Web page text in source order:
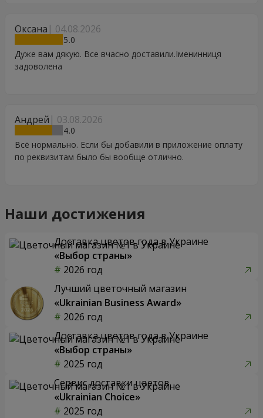
Оксана 04.08.2026
5
Дуже вам дякую. Все вчасно доставили.Іменинниця
задоволена
Андрей 03.08.2026
4
Всё нормально. Если бы добавили в приложение оплату
по реквизитам было бы вообще отлично.
Наши достижения
Доставка цветов года в Украине
«Выбор страны»
2026 год
Лучший цветочный магазин
«Ukrainian Business Award»
2026 год
Доставка цветов года в Украине
«Выбор страны»
2025 год
Сервис доставки цветов
«Ukrainian Choice»
2025 год